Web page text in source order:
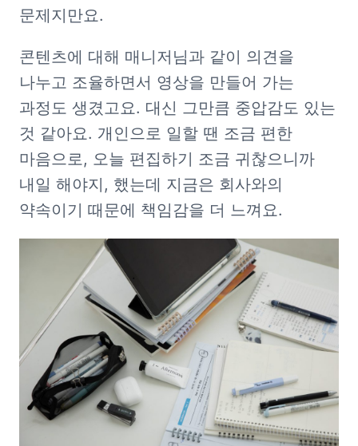
문제지만요.
콘텐츠에 대해 매니저님과 같이 의견을
나누고 조율하면서 영상을 만들어 가는
과정도 생겼고요. 대신 그만큼 중압감도 있는
것 같아요. 개인으로 일할 땐 조금 편한
마음으로, 오늘 편집하기 조금 귀찮으니까
내일 해야지, 했는데 지금은 회사와의
약속이기 때문에 책임감을 더 느껴요.